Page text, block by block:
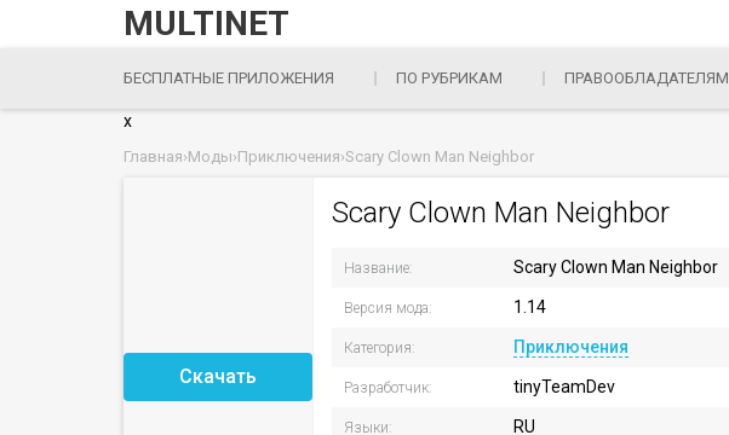
MULTINET
БЕСПЛАТНЫЕ ПРИЛОЖЕНИЯ ПО РУБРИКАМ ПРАВООБЛАДАТЕЛЯМ
x
Главная›Моды›Приключения›Scary Clown Man Neighbor
Скачать
Scary Clown Man Neighbor
Название: Scary Clown Man Neighbor
Версия мода: 1.14
Категория: Приключения
Разработчик: tinyTeamDev
Языки: RU